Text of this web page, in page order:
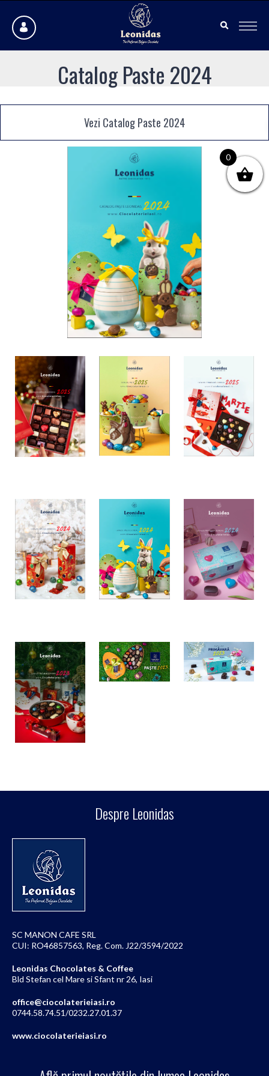
Catalog Paste 2024
Vezi Catalog Paste 2024
Despre Leonidas
SC MANON CAFE SRL
CUI: RO46857563, Reg. Com. J22/3594/2022
Leonidas Chocolates & Coffee
Bld Stefan cel Mare si Sfant nr 26, Iasi
office@ciocolaterieiasi.ro
0744.58.74.51/0232.27.01.37
www.ciocolaterieiasi.ro
0